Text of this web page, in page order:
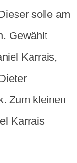
solle am
Gewählt
Karrais,
Zum kleinen
Karrais